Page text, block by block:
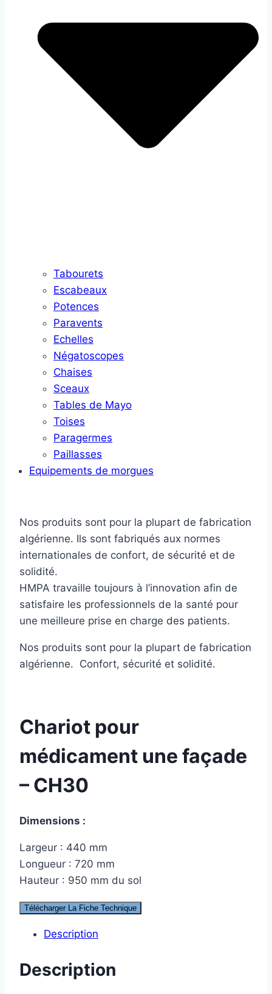
Tabourets
Escabeaux
Potences
Paravents
Echelles
Négatoscopes
Chaises
Sceaux
Tables de Mayo
Toises
Paragermes
Paillasses
Equipements de morgues
Nos produits sont pour la plupart de fabrication
algérienne. Ils sont fabriqués aux normes
internationales de confort, de sécurité et de
solidité.
HMPA travaille toujours à l’innovation afin de
satisfaire les professionnels de la santé pour
une meilleure prise en charge des patients.
Nos produits sont pour la plupart de fabrication
algérienne. Confort, sécurité et solidité.
Chariot pour
médicament une façade
– CH30
Dimensions :
Largeur : 440 mm
Longueur : 720 mm
Hauteur : 950 mm du sol
Télécharger La Fiche Technique
Description
Description